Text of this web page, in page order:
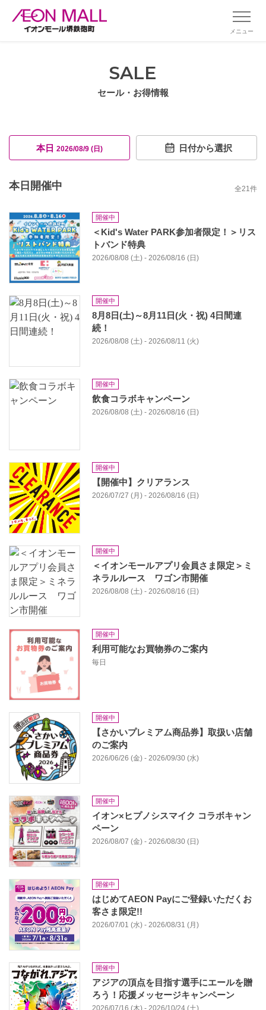
メニュー
SALE
セール・お得情報
本日 2026/08/9 (日) 日付から選択
本日開催中 全21件
開催中
＜Kid's Water PARK参加者限定！＞リス
トバンド特典
2026/08/08 (土) - 2026/08/16 (日)
開催中
8月8日(土)～8月11日(火・祝) 4日間連
続！
2026/08/08 (土) - 2026/08/11 (火)
開催中
飲食コラボキャンペーン
2026/08/08 (土) - 2026/08/16 (日)
開催中
【開催中】クリアランス
2026/07/27 (月) - 2026/08/16 (日)
開催中
＜イオンモールアプリ会員さま限定＞ミ
ネラルルース ワゴン市開催
2026/08/08 (土) - 2026/08/16 (日)
開催中
利用可能なお買物券のご案内
毎日
開催中
【さかいプレミアム商品券】取扱い店舗
のご案内
2026/06/26 (金) - 2026/09/30 (水)
開催中
イオン×ヒプノシスマイク コラボキャン
ペーン
2026/08/07 (金) - 2026/08/30 (日)
開催中
はじめてAEON Payにご登録いただくお
客さま限定!!
2026/07/01 (水) - 2026/08/31 (月)
開催中
アジアの頂点を目指す選手にエールを贈
ろう！応援メッセージキャンペーン
2026/07/16 (木) - 2026/10/24 (土)